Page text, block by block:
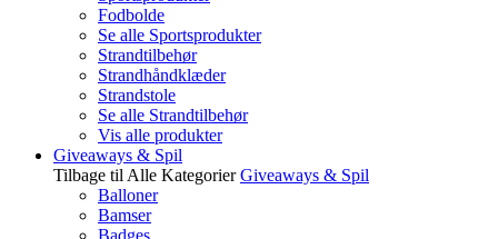
Fodbolde
Se alle Sportsprodukter
Strandtilbehør
Strandhåndklæder
Strandstole
Se alle Strandtilbehør
Vis alle produkter
Giveaways & Spil
Tilbage til Alle Kategorier Giveaways & Spil
Balloner
Bamser
Badges